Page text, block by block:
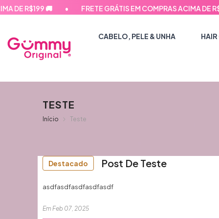
R$199 🚚 • FRETE GRÁTIS EM COMPRAS ACIMA DE R$199
CABELO, PELE & UNHA HAIR
TESTE
Início Teste
Destacado Post De Teste
asdfasdfasdfasdfasdf
Em Feb 07, 2025